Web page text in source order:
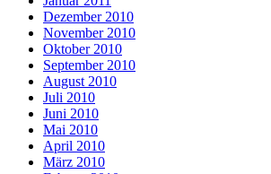
Dezember 2010
November 2010
Oktober 2010
September 2010
August 2010
Juli 2010
Juni 2010
Mai 2010
April 2010
März 2010